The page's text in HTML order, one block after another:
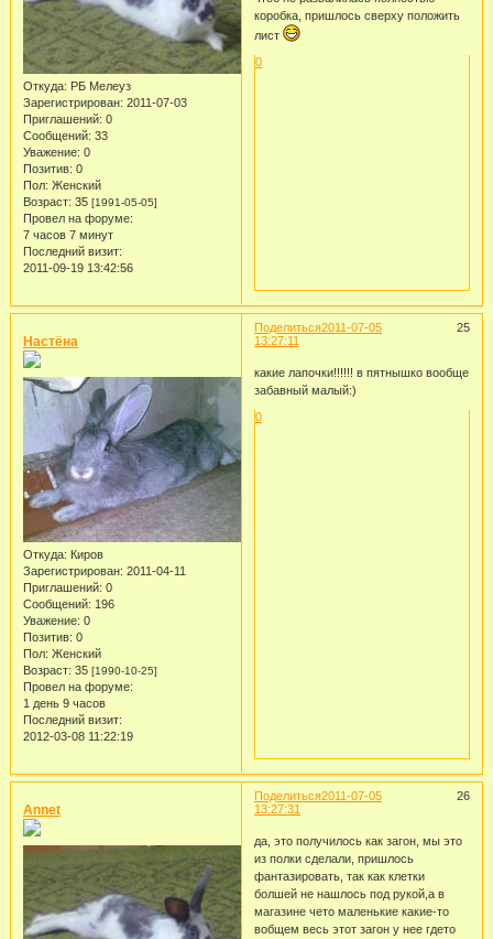
Откуда: РБ Мелеуз
Зарегистрирован: 2011-07-03
Приглашений: 0
Сообщений: 33
Уважение: 0
Позитив: 0
Пол: Женский
Возраст: 35 [1991-05-05]
Провел на форуме:
7 часов 7 минут
Последний визит:
2011-09-19 13:42:56
коробка, пришлось сверху положить
лист
0
Поделиться 25
2011-07-05
13:27:11
Настёна
Откуда: Киров
Зарегистрирован: 2011-04-11
Приглашений: 0
Сообщений: 196
Уважение: 0
Позитив: 0
Пол: Женский
Возраст: 35 [1990-10-25]
Провел на форуме:
1 день 9 часов
Последний визит:
2012-03-08 11:22:19
какие лапочки!!!!!! в пятнышко вообще
забавный малый:)
0
Поделиться 26
2011-07-05
13:27:31
Annet
да, это получилось как загон, мы это
из полки сделали, пришлось
фантазировать, так как клетки
болшей не нашлось под рукой,а в
магазине чето маленькие какие-то
вобщем весь этот загон у нее гдето